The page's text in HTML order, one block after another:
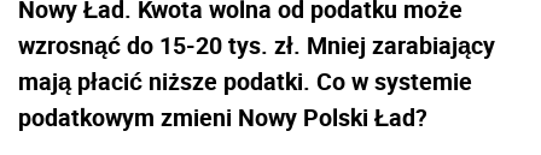
Nowy Ład. Kwota wolna od podatku może
wzrosnąć do 15-20 tys. zł. Mniej zarabiający
mają płacić niższe podatki. Co w systemie
podatkowym zmieni Nowy Polski Ład?